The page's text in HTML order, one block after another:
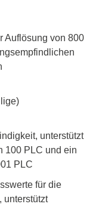
Auflösung von 800
unterstützt
100 PLC und ein
PLC
für die
unterstützt